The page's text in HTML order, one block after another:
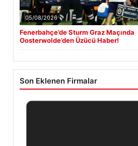
05/08/2026
Fenerbahçe’de Sturm Graz Maçında
Oosterwolde’den Üzücü Haber!
Son Eklenen Firmalar